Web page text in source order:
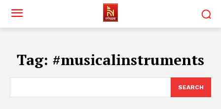
Tag: #musicalinstruments
SEARCH